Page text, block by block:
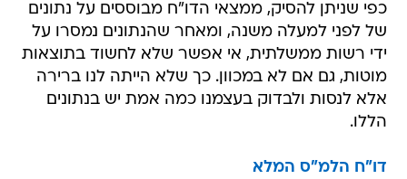
כפי שניתן להסיק, ממצאי הדו"ח מבוססים על נתונים
של לפני למעלה משנה, ומאחר שהנתונים נמסרו על
ידי רשות ממשלתית, אי אפשר שלא לחשוד בתוצאות
מוטות, גם אם לא במכוון. כך שלא הייתה לנו ברירה
אלא לנסות ולבדוק בעצמנו כמה אמת יש בנתונים
הללו.
דו"ח הלמ"ס המלא